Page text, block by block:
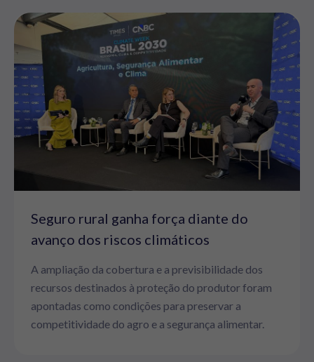
Seguro rural ganha força diante do
avanço dos riscos climáticos
A ampliação da cobertura e a previsibilidade dos
recursos destinados à proteção do produtor foram
apontadas como condições para preservar a
competitividade do agro e a segurança alimentar.